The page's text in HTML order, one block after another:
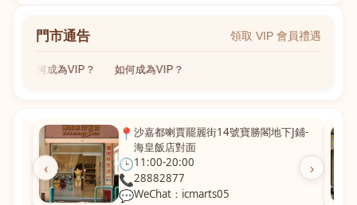
門市通告 領取 VIP 會員禮遇
如何成為VIP？ 如何成為VIP？
‹ ›
📍 沙嘉都喇賈罷麗街14號寶勝閣地下J鋪-
海皇飯店對面
🕒11:00-20:00
📞28882877
💬WeChat：icmarts05